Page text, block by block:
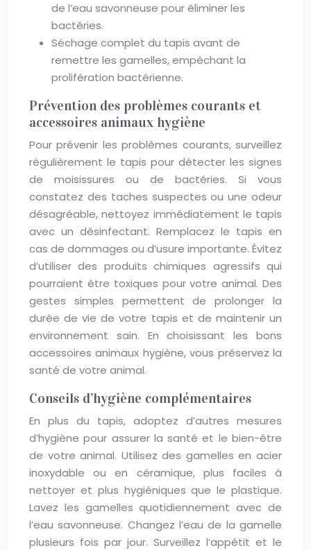
de l’eau savonneuse pour éliminer les
bactéries.
Séchage complet du tapis avant de
remettre les gamelles, empêchant la
prolifération bactérienne.
Prévention des problèmes courants et
accessoires animaux hygiène
Pour prévenir les problèmes courants, surveillez
régulièrement le tapis pour détecter les signes
de moisissures ou de bactéries. Si vous
constatez des taches suspectes ou une odeur
désagréable, nettoyez immédiatement le tapis
avec un désinfectant. Remplacez le tapis en
cas de dommages ou d’usure importante. Évitez
d’utiliser des produits chimiques agressifs qui
pourraient être toxiques pour votre animal. Des
gestes simples permettent de prolonger la
durée de vie de votre tapis et de maintenir un
environnement sain. En choisissant les bons
accessoires animaux hygiène, vous préservez la
santé de votre animal.
Conseils d’hygiène complémentaires
En plus du tapis, adoptez d’autres mesures
d’hygiène pour assurer la santé et le bien-être
de votre animal. Utilisez des gamelles en acier
inoxydable ou en céramique, plus faciles à
nettoyer et plus hygiéniques que le plastique.
Lavez les gamelles quotidiennement avec de
l’eau savonneuse. Changez l’eau de la gamelle
plusieurs fois par jour. Surveillez l’appétit et le